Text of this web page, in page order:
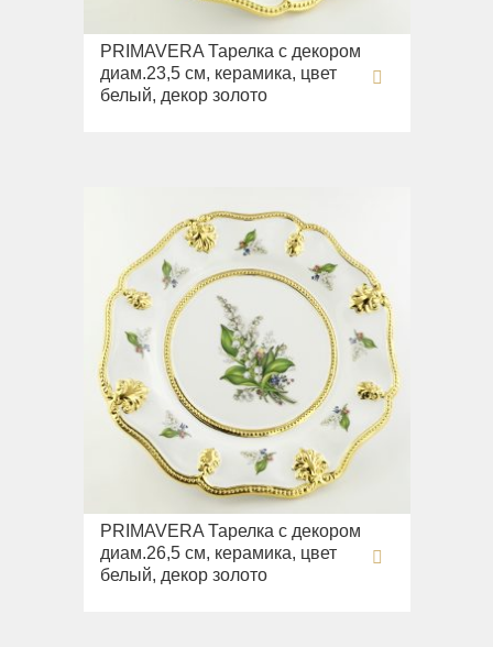
PRIMAVERA Тарелка с декором
диам.23,5 см, керамика, цвет
белый, декор золото
PRIMAVERA Тарелка с декором
диам.26,5 см, керамика, цвет
белый, декор золото